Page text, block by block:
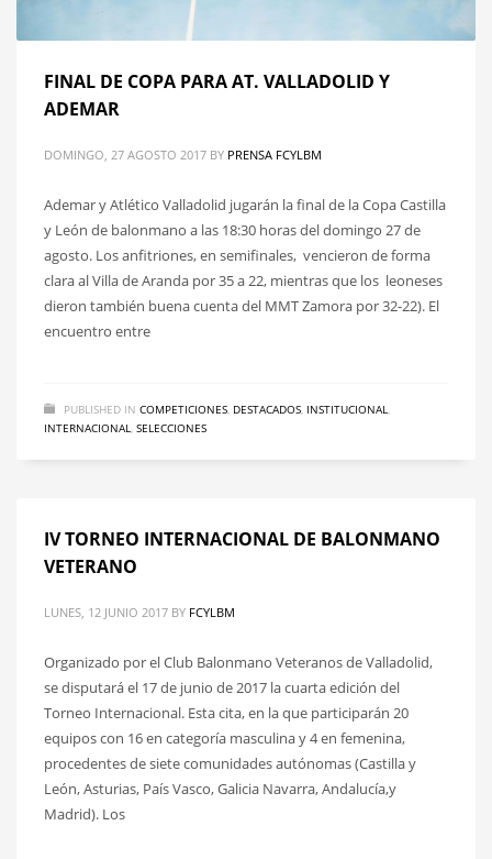
FINAL DE COPA PARA AT. VALLADOLID Y
ADEMAR
DOMINGO, 27 AGOSTO 2017 BY PRENSA FCYLBM
Ademar y Atlético Valladolid jugarán la final de la Copa Castilla
y León de balonmano a las 18:30 horas del domingo 27 de
agosto. Los anfitriones, en semifinales, vencieron de forma
clara al Villa de Aranda por 35 a 22, mientras que los leoneses
dieron también buena cuenta del MMT Zamora por 32-22). El
encuentro entre
PUBLISHED IN COMPETICIONES DESTACADOS INSTITUCIONAL
INTERNACIONAL SELECCIONES
IV TORNEO INTERNACIONAL DE BALONMANO
VETERANO
LUNES, 12 JUNIO 2017 BY FCYLBM
Organizado por el Club Balonmano Veteranos de Valladolid,
se disputará el 17 de junio de 2017 la cuarta edición del
Torneo Internacional. Esta cita, en la que participarán 20
equipos con 16 en categoría masculina y 4 en femenina,
procedentes de siete comunidades autónomas (Castilla y
León, Asturias, País Vasco, Galicia Navarra, Andalucía,y
Madrid). Los